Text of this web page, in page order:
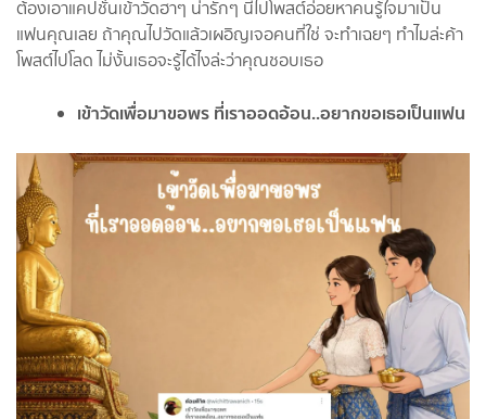
ต้องเอาแคปชั่นเข้าวัดฮาๆ น่ารักๆ นี้ไปโพสต์อ่อยหาคนรู้ใจมาเป็น
แฟนคุณเลย ถ้าคุณไปวัดแล้วเผอิญเจอคนที่ใช่ จะทำเฉยๆ ทำไมล่ะค้า
โพสต์ไปโลด ไม่งั้นเธอจะรู้ได้ไงล่ะว่าคุณชอบเธอ
เข้าวัดเพื่อมาขอพร ที่เราออดอ้อน..อยากขอเธอเป็นแฟน